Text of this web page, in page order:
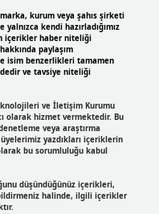
kurum veya şahıs şirketi
kendi hazırladığımız
içerikler haber niteliği
paylaşım
isim benzerlikleri tamamen
ve tavsiye niteliği
ve İletişim Kurumu
olarak hizmet vermektedir. Bu
veya araştırma
yazdıkları içeriklerin
bu sorumluluğu kabul
düşündüğünüz içerikleri,
halinde, ilgili içerikler